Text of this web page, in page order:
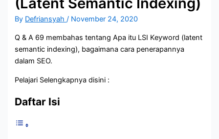
By Defriansyah/ November 24, 2020
Q & A 69 membahas tentang Apa itu LSI Keyword (latent
semantic indexing), bagaimana cara penerapannya
dalam SEO.
Pelajari Selengkapnya disini :
Daftar Isi